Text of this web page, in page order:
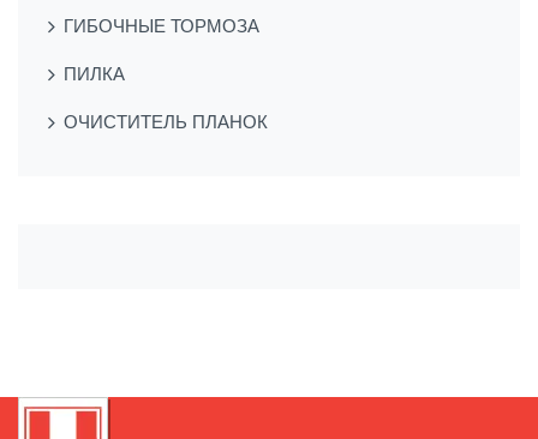
ГИБОЧНЫЕ ТОРМОЗА
ПИЛКА
ОЧИСТИТЕЛЬ ПЛАНОК